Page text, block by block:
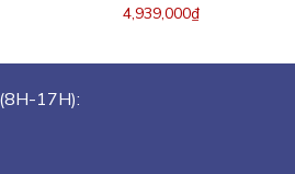
4,939,000₫
17H):